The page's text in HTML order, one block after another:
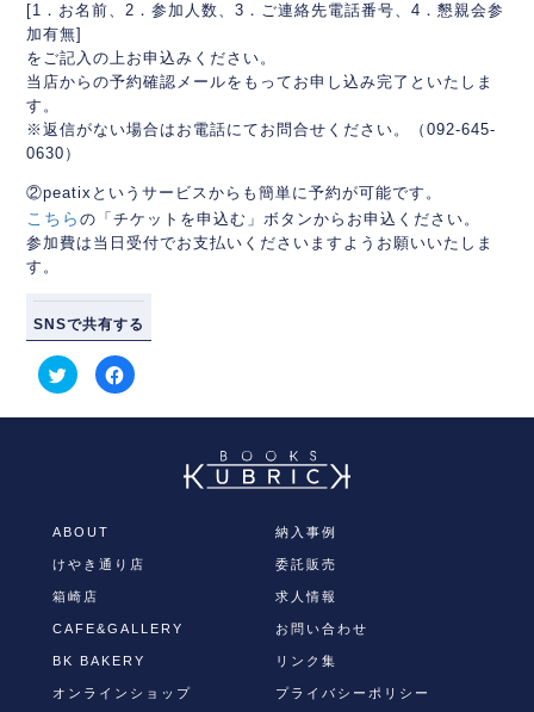
[1．お名前、2．参加人数、3．ご連絡先電話番号、4．懇親会参
加有無]
をご記入の上お申込みください。
当店からの予約確認メールをもってお申し込み完了といたしま
す。
※返信がない場合はお電話にてお問合せください。（092-645-
0630）
②peatixというサービスからも簡単に予約が可能です。
こちらの「チケットを申込む」ボタンからお申込ください。
参加費は当日受付でお支払いくださいますようお願いいたしま
す。
SNSで共有する
ク
リ
ク
し
い
ウ
ィ
ド
で
き
ま
す)
Facebook
で
有
て
く
(新
い
ウ
ィ
ン
ABOUT
けやき通り店
箱崎店
CAFE&GALLERY
BK BAKERY
オンラインショップ
納入事例
委託販売
求人情報
お問い合わせ
リンク集
プライバシーポリシー